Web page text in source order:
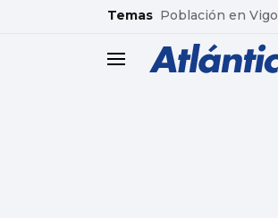
common.go-to-content
Temas Población en Vigo
header.menu.open